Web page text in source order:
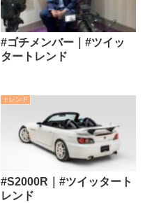
#ゴチメンバー｜#ツイッ
タートレンド
トレンド
#S2000R｜#ツイッタート
レンド